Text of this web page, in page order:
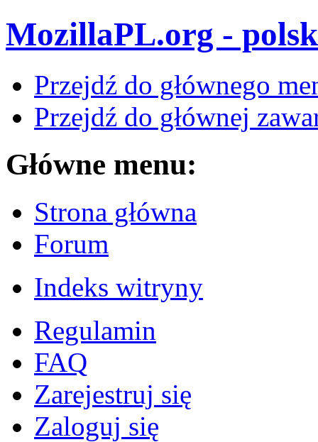
MozillaPL.org -
Przejdź do głównego
Przejdź do głównej
Główne menu:
Strona główna
Forum
Indeks witryny
Regulamin
FAQ
Zarejestruj się
Zaloguj się